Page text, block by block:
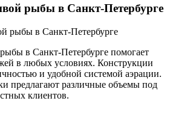
рыбы в Санкт-Петербурге
в Санкт-Петербурге помогает
в любых условиях. Конструкции
и удобной системой аэрации.
предлагают различные объемы под
клиентов.